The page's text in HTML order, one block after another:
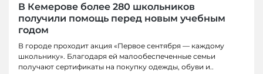
В Кемерове более 280 школьников
получили помощь перед новым учебным
годом
В городе проходит акция «Первое сентября — каждому
школьнику». Благодаря ей малообеспеченные семьи
получают сертификаты на покупку одежды, обуви и..